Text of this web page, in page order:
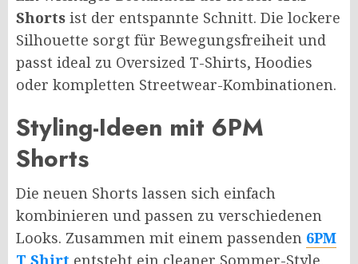
Shorts ist der entspannte Schnitt. Die lockere
Silhouette sorgt für Bewegungsfreiheit und
passt ideal zu Oversized T-Shirts, Hoodies
oder kompletten Streetwear-Kombinationen.
Styling-Ideen mit 6PM
Shorts
Die neuen Shorts lassen sich einfach
kombinieren und passen zu verschiedenen
Looks. Zusammen mit einem passenden 6PM